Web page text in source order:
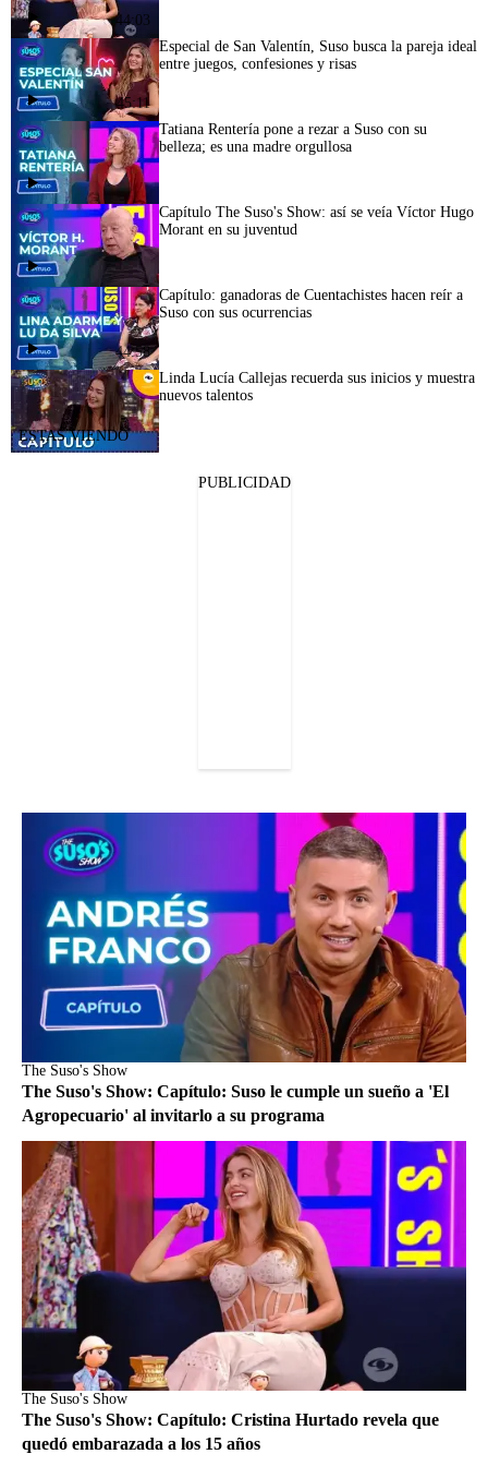
44:03
45:11
Especial de San Valentín, Suso busca la pareja ideal
entre juegos, confesiones y risas
Tatiana Rentería pone a rezar a Suso con su
belleza; es una madre orgullosa
Capítulo The Suso's Show: así se veía Víctor Hugo
Morant en su juventud
44:58
Capítulo: ganadoras de Cuentachistes hacen reír a
Suso con sus ocurrencias
Linda Lucía Callejas recuerda sus inicios y muestra
nuevos talentos
PUBLICIDAD
The Suso's Show
The Suso's Show: Capítulo: Suso le cumple un sueño a 'El
Agropecuario' al invitarlo a su programa
The Suso's Show
The Suso's Show: Capítulo: Cristina Hurtado revela que
quedó embarazada a los 15 años